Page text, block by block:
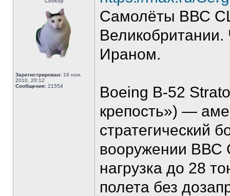
Зарегистрирован: 16 ноя,
2010, 20:12
Сообщения: 21554
Самолёты ВВС
Великобритании.
Ираном.
Boeing B-52
крепость») —
стратегический
вооружении ВВС
нагрузка до 28
полета без